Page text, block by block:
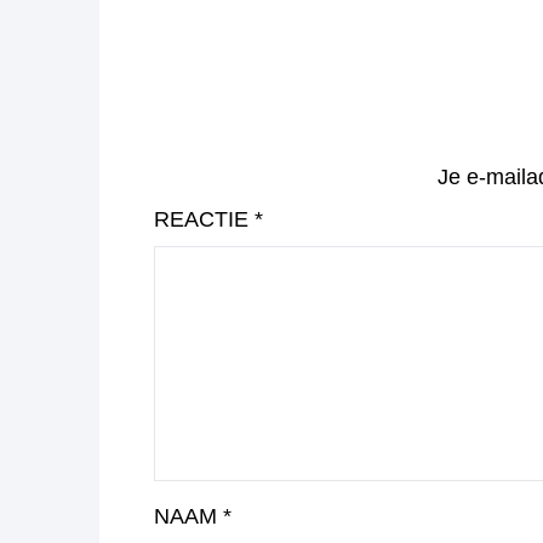
Je e-
REACTIE *
NAAM *